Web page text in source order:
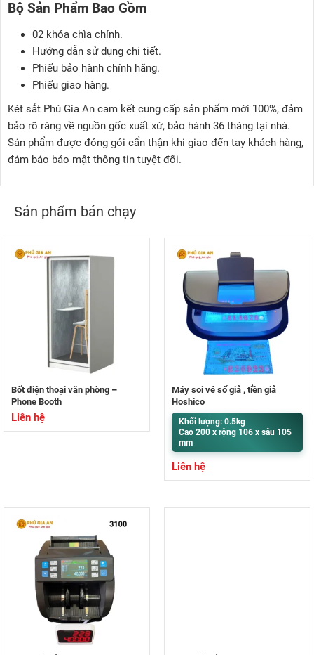
Bộ Sản Phẩm Bao Gồm
02 khóa chìa chính.
Hướng dẫn sử dụng chi tiết.
Phiếu bảo hành chính hãng.
Phiếu giao hàng.
Két sắt Phú Gia An cam kết cung cấp sản phẩm mới 100%, đảm
bảo rõ ràng về nguồn gốc xuất xứ, bảo hành 36 tháng tại nhà.
Sản phẩm được đóng gói cẩn thận khi giao đến tay khách hàng,
đảm bảo bảo mật thông tin tuyệt đối.
Sản phẩm bán chạy
Bốt điện thoại văn phòng –
Phone Booth
Liên hệ
Máy soi vé số giả , tiền giả
Hoshico
Khối lượng: 0.5kg
Cao 200 x rộng 106 x sâu 105
mm
Liên hệ